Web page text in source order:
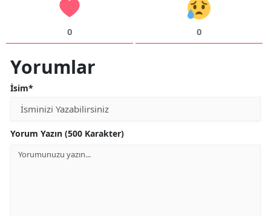
0 0
Yorumlar
İsim*
Yorum Yazın (500 Karakter)